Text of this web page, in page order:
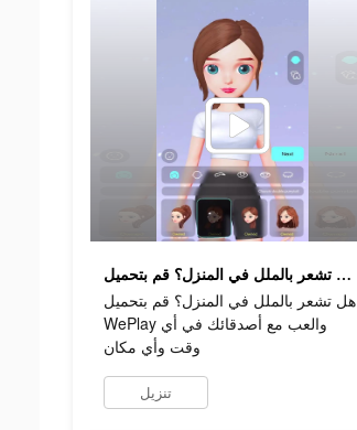
هل تشعر بالملل في المنزل؟ قم بتحميل WePlay والعب مع أصدقائك في أي وقت وأي مكان
هل تشعر بالملل في المنزل؟ قم بتحميل
WePlay والعب مع أصدقائك في أي
وقت وأي مكان
تنزيل